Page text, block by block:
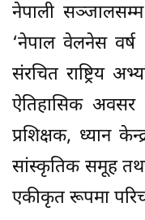
नेपाली
‘नेपाल वेलनेस वर्ष
संरचित राष्ट्रिय
ऐतिहासिक अवसर
प्रशिक्षक, ध्यान
सांस्कृतिक समूह
एकीकृत रूपमा